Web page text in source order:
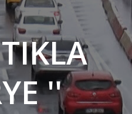
''